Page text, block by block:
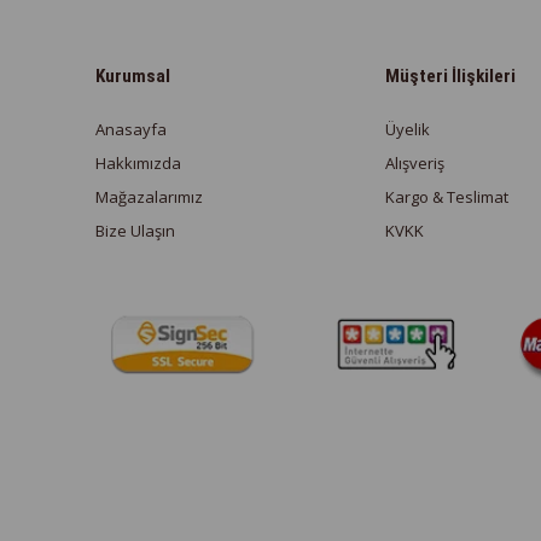
Kurumsal
Anasayfa
Hakkımızda
Mağazalarımız
Bize Ulaşın
Müşteri İlişkileri
Üyelik
Alışveriş
Kargo & Teslimat
KVKK